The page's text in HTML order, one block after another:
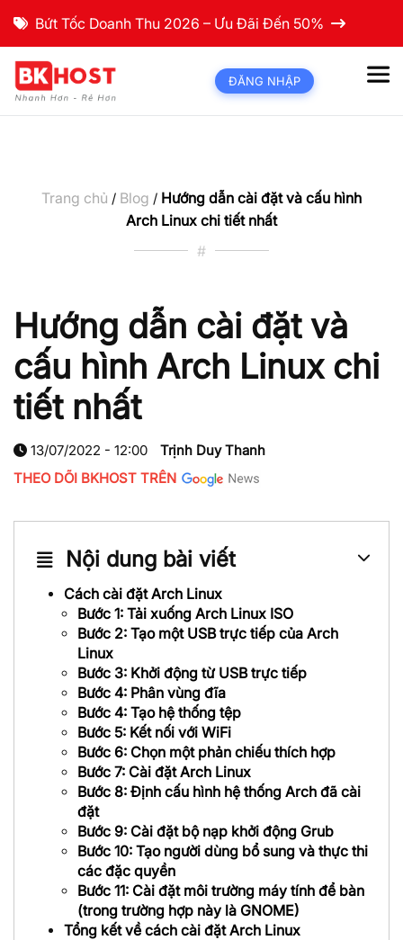
Bứt Tốc Doanh Thu 2026 – Ưu Đãi Đến 50%
ĐĂNG NHẬP
Trang chủ / Blog / Hướng dẫn cài đặt và cấu hình
Arch Linux chi tiết nhất
#
Hướng dẫn cài đặt và
cấu hình Arch Linux chi
tiết nhất
13/07/2022 - 12:00
Trịnh Duy Thanh
THEO DÕI BKHOST TRÊN
Nội dung bài viết
Cách cài đặt Arch Linux
Bước 1: Tải xuống Arch Linux ISO
Bước 2: Tạo một USB trực tiếp của Arch
Linux
Bước 3: Khởi động từ USB trực tiếp
Bước 4: Phân vùng đĩa
Bước 4: Tạo hệ thống tệp
Bước 5: Kết nối với WiFi
Bước 6: Chọn một phản chiếu thích hợp
Bước 7: Cài đặt Arch Linux
Bước 8: Định cấu hình hệ thống Arch đã cài
đặt
Bước 9: Cài đặt bộ nạp khởi động Grub
Bước 10: Tạo người dùng bổ sung và thực thi
các đặc quyền
Bước 11: Cài đặt môi trường máy tính để bàn
(trong trường hợp này là GNOME)
Tổng kết về cách cài đặt Arch Linux